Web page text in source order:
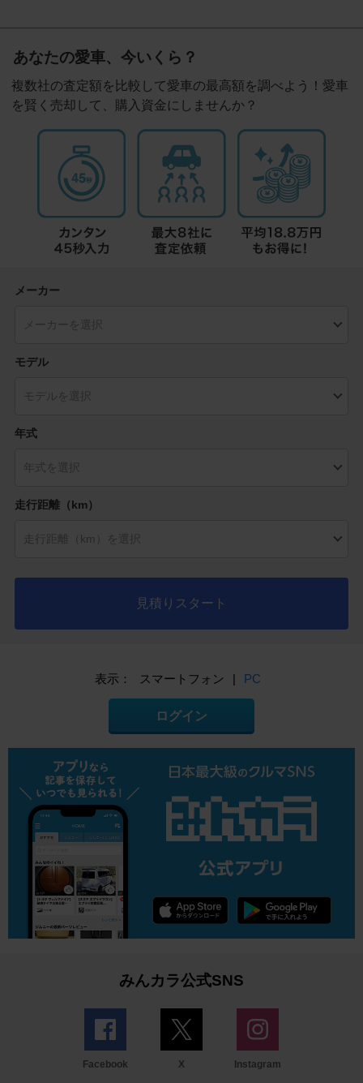
あなたの愛車、今いくら？
複数社の査定額を比較して愛車の最高額を調べよう！愛車
を賢く売却して、購入資金にしませんか？
メーカー
モデル
年式
走行距離（km）
見積りスタート
表示： スマートフォン | PC
ログイン
みんカラ公式SNS
Facebook X Instagram